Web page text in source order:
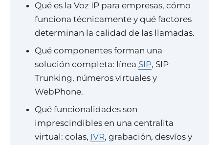
Qué es la Voz IP para empresas, cómo
funciona técnicamente y qué factores
determinan la calidad de las llamadas.
Qué componentes forman una
solución completa: línea SIP, SIP
Trunking, números virtuales y
WebPhone.
Qué funcionalidades son
imprescindibles en una centralita
virtual: colas, IVR, grabación, desvíos y